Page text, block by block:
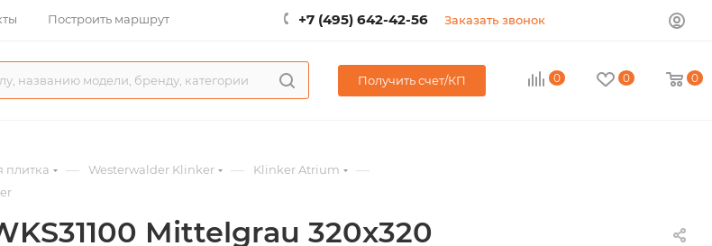
Построить маршрут +7 (495) 642-42-56 Заказать звонок
Получить счет/КП 0 0 0
плитка — Westerwalder Klinker — Klinker Atrium —
Mittelgrau 320x320